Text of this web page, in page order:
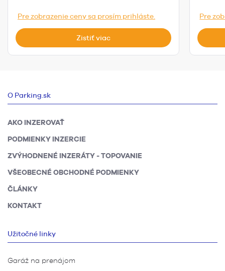
Pre zobrazenie ceny sa prosím prihláste.
Zistiť viac
Pre
O Parking.sk
AKO INZEROVAŤ
PODMIENKY INZERCIE
ZVÝHODNENÉ INZERÁTY - TOPOVANIE
VŠEOBECNÉ OBCHODNÉ PODMIENKY
ČLÁNKY
KONTAKT
Užitočné linky
Garáž na prenájom